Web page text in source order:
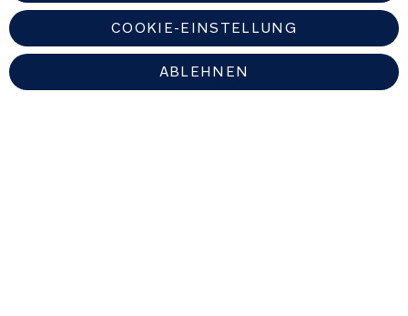
*Alle Preise inklusive MwSt.COOKIE-EINSTELLUNG
ABLEHNEN